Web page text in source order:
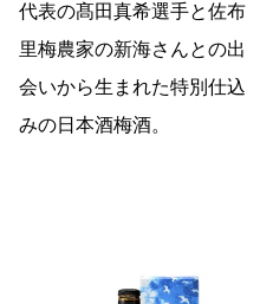
代表の髙田真希選手と佐布
里梅農家の新海さんとの出
会いから生まれた特別仕込
みの日本酒梅酒。